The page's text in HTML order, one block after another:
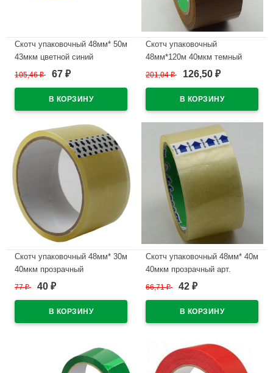
Скотч упаковочный 48мм* 50м
43мкм цветной синий
В наличии
105,46₽ 67 ₽
Скотч упаковочный
48мм*120м 40мкм темный
арт.483200
201,04₽ 126,50 ₽
Скотч упаковочный 48мм* 30м
40мкм прозрачный
В наличии
77₽ 40 ₽
Скотч упаковочный 48мм* 40м
40мкм прозрачный арт.
50426/480200
66,71₽ 42 ₽